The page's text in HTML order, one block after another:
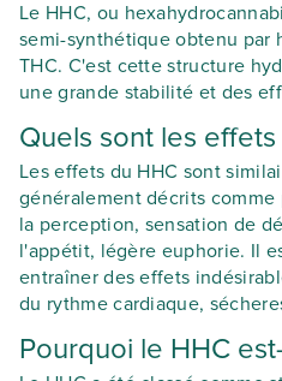
Le HHC, ou
semi-synthétique obtenu par
THC. C'est cette structure
une grande stabilité et des
Quels sont les
Les effets du HHC sont
généralement décrits
la perception, sensation de
l'appétit, légère euphorie. Il
entraîner des effets
du rythme cardiaque,
Pourquoi le HHC